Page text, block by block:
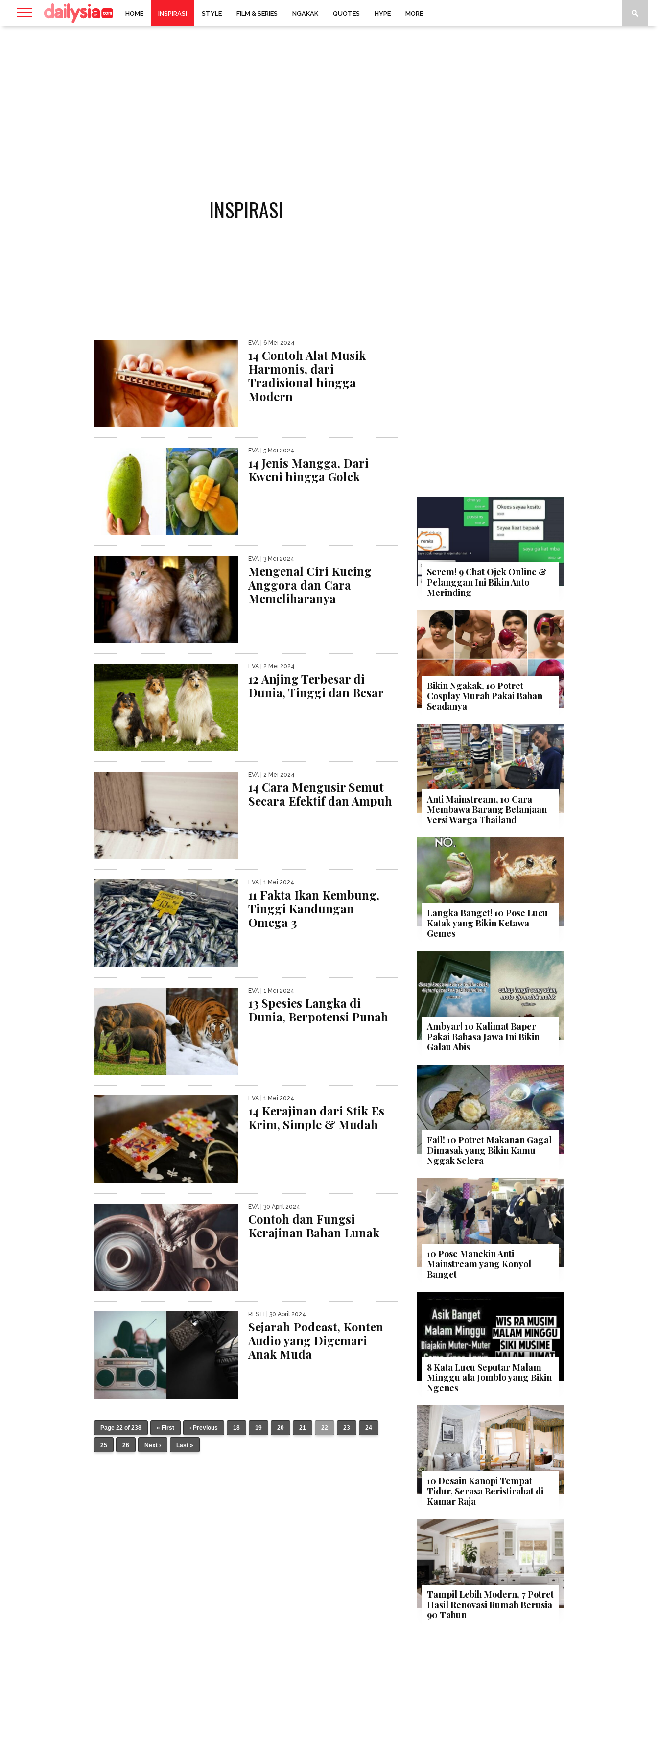
HOME INSPIRASI STYLE FILM & SERIES NGAKAK QUOTES HYPE MORE
INSPIRASI
EVA | 6 Mei 2024
14 Contoh Alat Musik
Harmonis, dari
Tradisional hingga
Modern
EVA | 5 Mei 2024
14 Jenis Mangga, Dari
Kweni hingga Golek
EVA | 3 Mei 2024
Mengenal Ciri Kucing
Anggora dan Cara
Memeliharanya
EVA | 2 Mei 2024
12 Anjing Terbesar di
Dunia, Tinggi dan Besar
EVA | 2 Mei 2024
14 Cara Mengusir Semut
Secara Efektif dan Ampuh
EVA | 1 Mei 2024
11 Fakta Ikan Kembung,
Tinggi Kandungan
Omega 3
EVA | 1 Mei 2024
13 Spesies Langka di
Dunia, Berpotensi Punah
EVA | 1 Mei 2024
14 Kerajinan dari Stik Es
Krim, Simple & Mudah
EVA | 30 April 2024
Contoh dan Fungsi
Kerajinan Bahan Lunak
RESTI | 30 April 2024
Sejarah Podcast, Konten
Audio yang Digemari
Anak Muda
Page 22 of 238 « First ‹ Previous 18 19 20 21 22 23 24
25 26 Next › Last »
Serem! 9 Chat Ojek Online &
Pelanggan Ini Bikin Auto
Merinding
Bikin Ngakak, 10 Potret
Cosplay Murah Pakai Bahan
Seadanya
Anti Mainstream, 10 Cara
Membawa Barang Belanjaan
Versi Warga Thailand
Langka Banget! 10 Pose Lucu
Katak yang Bikin Ketawa
Gemes
Ambyar! 10 Kalimat Baper
Pakai Bahasa Jawa Ini Bikin
Galau Abis
Fail! 10 Potret Makanan Gagal
Dimasak yang Bikin Kamu
Nggak Selera
10 Pose Manekin Anti
Mainstream yang Konyol
Banget
8 Kata Lucu Seputar Malam
Minggu ala Jomblo yang Bikin
Ngenes
10 Desain Kanopi Tempat
Tidur, Serasa Beristirahat di
Kamar Raja
Tampil Lebih Modern, 7 Potret
Hasil Renovasi Rumah Berusia
90 Tahun